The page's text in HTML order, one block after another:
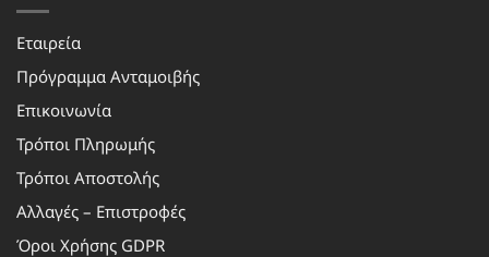
Εταιρεία
Πρόγραμμα Ανταμοιβής
Επικοινωνία
Τρόποι Πληρωμής
Τρόποι Αποστολής
Αλλαγές – Επιστροφές
Όροι Χρήσης GDPR